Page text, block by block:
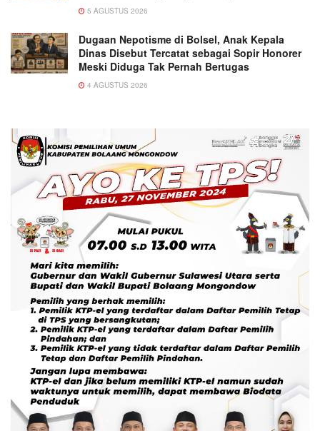
5 AGUSTUS 2026
Dugaan Nepotisme di Bolsel, Anak Kepala
Dinas Disebut Tercatat sebagai Sopir Honorer
Meski Diduga Tak Pernah Bertugas
4 AGUSTUS 2026